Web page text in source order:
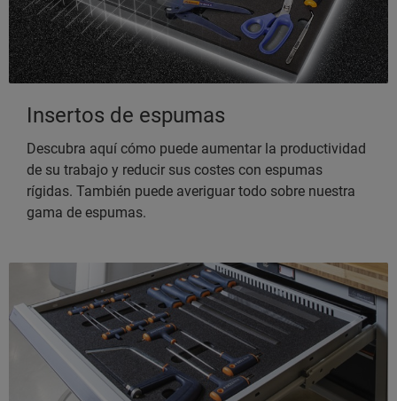
Insertos de espumas
Descubra aquí cómo puede aumentar la productividad
de su trabajo y reducir sus costes con espumas
rígidas. También puede averiguar todo sobre nuestra
gama de espumas.